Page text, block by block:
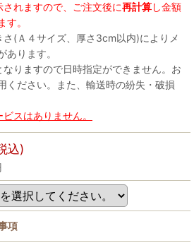
れますので、ご注文後に再計算し金額
。
(Ａ４サイズ、厚さ3cm以内)によりメ
あります。
りますので日時指定ができません。お
ください。また、輸送時の紛失・破損
スはありません。
込)
項